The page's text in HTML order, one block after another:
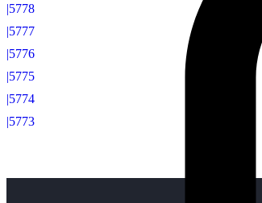
|5778
|5777
|5776
|5775
|5774
|5773